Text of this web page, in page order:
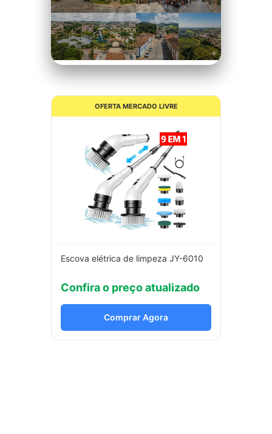
20°C
Céu Limpo
OFERTA MERCADO LIVRE
Escova elétrica de limpeza JY-6010
Confira o preço atualizado
Comprar Agora